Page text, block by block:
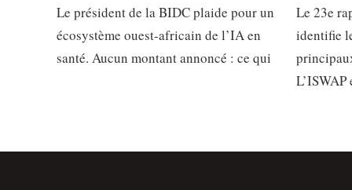
Le président de la BIDC plaide pour un
écosystème ouest-africain de l’IA en
santé. Aucun montant annoncé : ce qui
Le 23e
identifie
L’ISWAP